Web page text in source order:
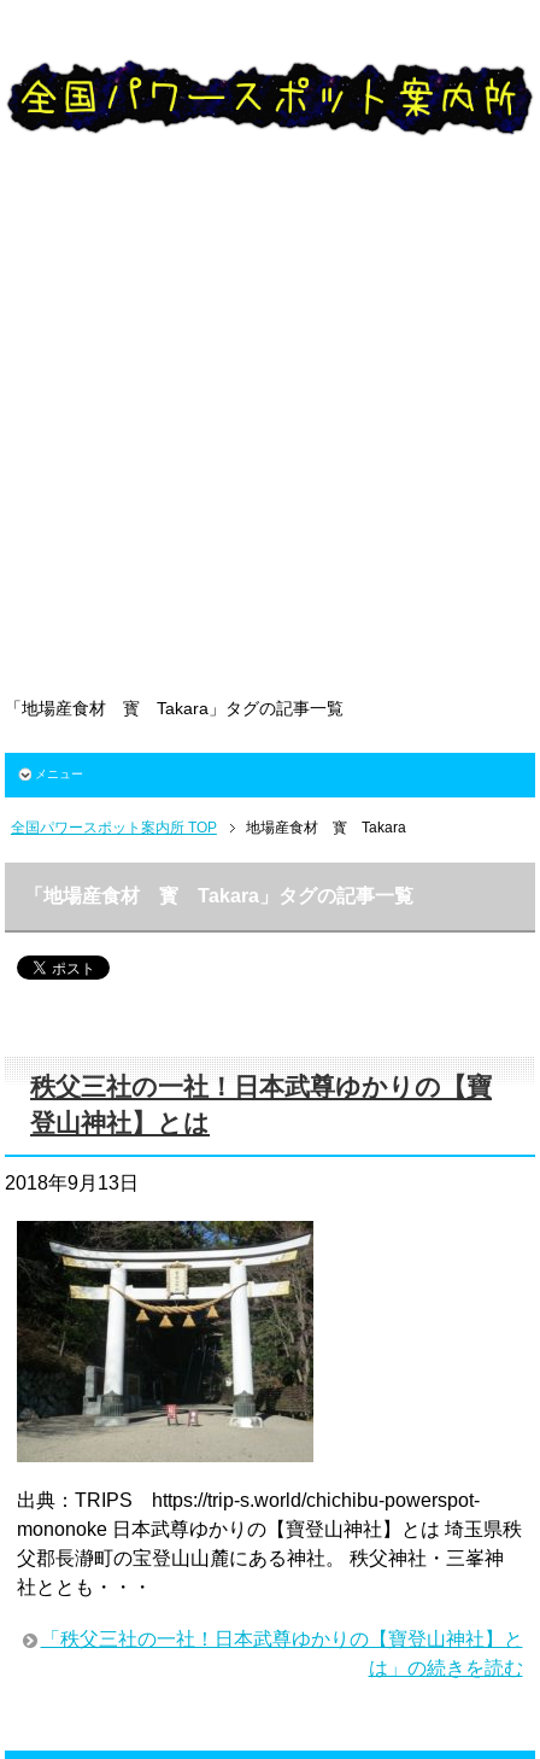
「地場産食材 寳 Takara」タグの記事一覧
メニュー
全国パワースポット案内所 TOP 地場産食材 寳 Takara
「地場産食材 寳 Takara」タグの記事一覧
秩父三社の一社！日本武尊ゆかりの【寶
登山神社】とは
2018年9月13日
出典：TRIPS https://trip-s.world/chichibu-powerspot-
mononoke 日本武尊ゆかりの【寶登山神社】とは 埼玉県秩
父郡長瀞町の宝登山山麓にある神社。 秩父神社・三峯神
社ととも・・・
「秩父三社の一社！日本武尊ゆかりの【寶登山神社】と
は」の続きを読む